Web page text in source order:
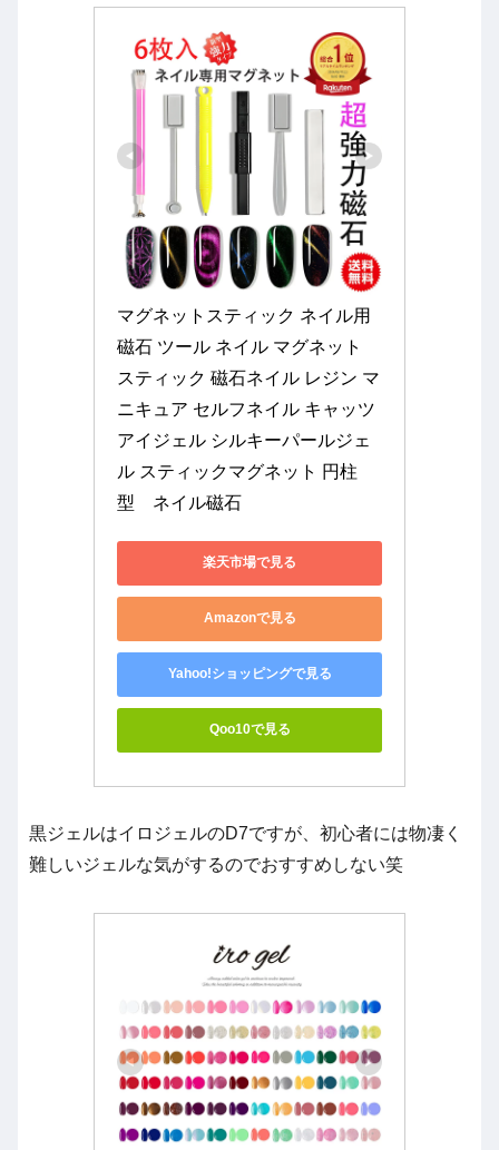
マグネットスティック ネイル用
磁石 ツール ネイル マグネット
スティック 磁石ネイル レジン マ
ニキュア セルフネイル キャッツ
アイジェル シルキーパールジェ
ル スティックマグネット 円柱
型　ネイル磁石
楽天市場で見る
Amazonで見る
Yahoo!ショッピングで見る
Qoo10で見る
黒ジェルはイロジェルのD7ですが、初心者には物凄く
難しいジェルな気がするのでおすすめしない笑